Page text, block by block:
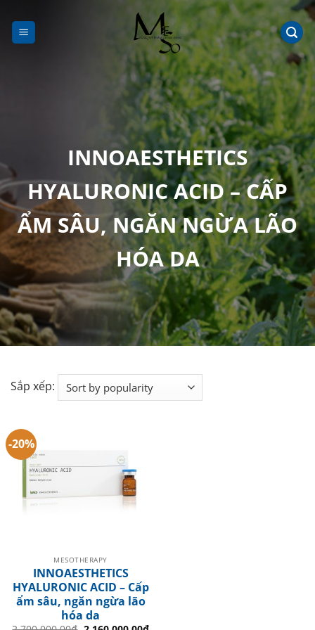
đến
nội
INNOAESTHETICS
HYALURONIC ACID – CẤP
ẨM SÂU, NGĂN NGỪA LÃO
HÓA DA
Sắp xếp:
-20%
MESOTHERAPY
INNOAESTHETICS
HYALURONIC ACID – Cấp
ẩm sâu, ngăn ngừa lão
hóa da